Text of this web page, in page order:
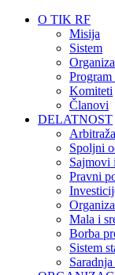
O TIK RF
Misija
Sistem
Komiteti
Članovi
DELATNOST
Spoljni
Sajmovi
Pravni
Mala i
Borba
Sistem